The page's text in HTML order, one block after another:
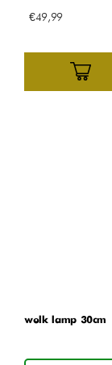
€49,99
wolk lamp 30cm